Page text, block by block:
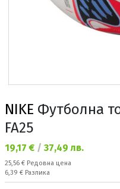
NIKE Футболна
FA25
Текуща цена:
19,17 € / 37,49 лв.
Редовна цена:
25,56 € Редовна цена
Спестявате:
6,39 € Разлика